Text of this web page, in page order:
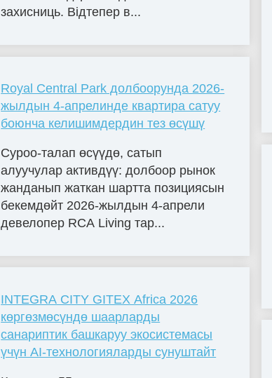
захисниць. Відтепер в...
Royal Central Park долбоорунда 2026-
жылдын 4-апрелинде квартира сатуу
боюнча келишимдердин тез өсүшү
Суроо-талап өсүүдө, сатып
алуучулар активдүү: долбоор рынок
жанданып жаткан шартта позициясын
бекемдөйт 2026-жылдын 4-апрели
девелопер RCA Living тар...
INTEGRA CITY GITEX Africa 2026
көргөзмөсүндө шаарларды
санариптик башкаруу экосистемасы
үчүн AI-технологияларды сунуштайт